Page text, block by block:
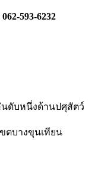
062-593-6232
นดับหนึ่งด้านปศุสัตว์
ตบางขุนเทียน